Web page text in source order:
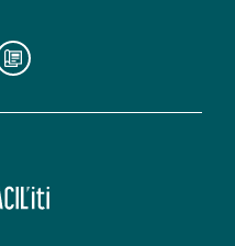
lien vers le blog la redoute